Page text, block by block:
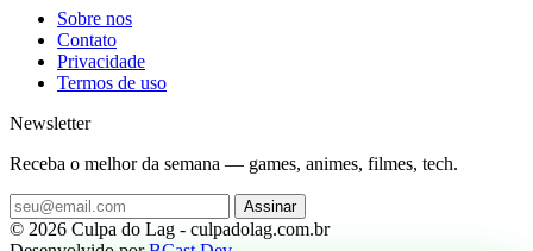
Sobre nos
Contato
Privacidade
Termos de uso
Newsletter
Receba o melhor da semana — games, animes, filmes, tech.
Assinar
© 2026 Culpa do Lag - culpadolag.com.br